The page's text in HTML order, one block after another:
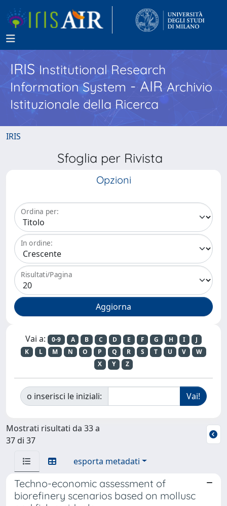
IRISInstitutional Research
Information System - AIR Archivio
Istituzionale della Ricerca
IRIS
Sfoglia per Rivista
Opzioni
Ordina per:
In ordine:
Risultati/Pagina
Vai a: 0-9 A B C D E F G H I
J
K
L M N O P Q R S T U V
W
X
Y Z
o inserisci le iniziali:
Mostrati risultati da 33 a
37 di 37
esporta metadati
Techno-economic assessment of
biorefinery scenarios based on mollusc